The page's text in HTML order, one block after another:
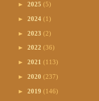
► 2025 (5)
► 2024 (1)
► 2023 (2)
► 2022 (36)
► 2021 (113)
► 2020 (237)
► 2019 (146)